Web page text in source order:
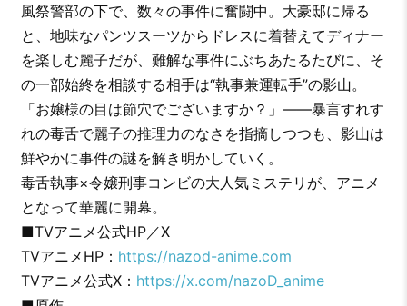
風祭警部の下で、数々の事件に奮闘中。大豪邸に帰る
と、地味なパンツスーツからドレスに着替えてディナー
を楽しむ麗子だが、難解な事件にぶちあたるたびに、そ
の一部始終を相談する相手は“執事兼運転手”の影山。
「お嬢様の目は節穴でございますか？」――暴言すれす
れの毒舌で麗子の推理力のなさを指摘しつつも、影山は
鮮やかに事件の謎を解き明かしていく。
毒舌執事×令嬢刑事コンビの大人気ミステリが、アニメ
となって華麗に開幕。
■TVアニメ公式HP／X
TVアニメHP： https://nazod-anime.com
TVアニメ公式X： https://x.com/nazoD_anime